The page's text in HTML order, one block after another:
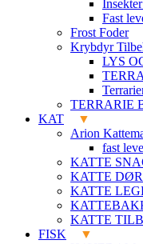
Fast
Frost Foder
Krybdyr
LYS
TERRARIE
KAT
Arion
fast
KATTE
KATTE
KATTE
KATTE
FISK